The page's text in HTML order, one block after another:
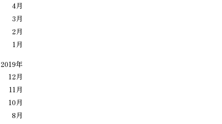
4月
3月
2月
1月
2019年
12月
11月
10月
8月